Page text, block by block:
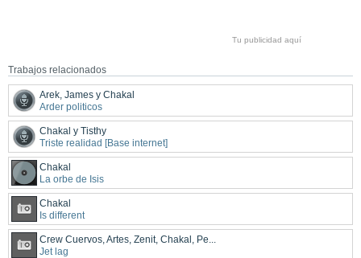
Tu publicidad aquí
Trabajos relacionados
Arek, James y Chakal
Arder politicos
Chakal y Tisthy
Triste realidad [Base internet]
Chakal
La orbe de Isis
Chakal
Is different
Crew Cuervos, Artes, Zenit, Chakal, Pe...
Jet lag